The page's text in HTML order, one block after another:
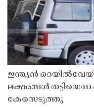
ഇന്ത്യൻ
ലക്ഷങ്ങൾ
കേസെടുത്തു